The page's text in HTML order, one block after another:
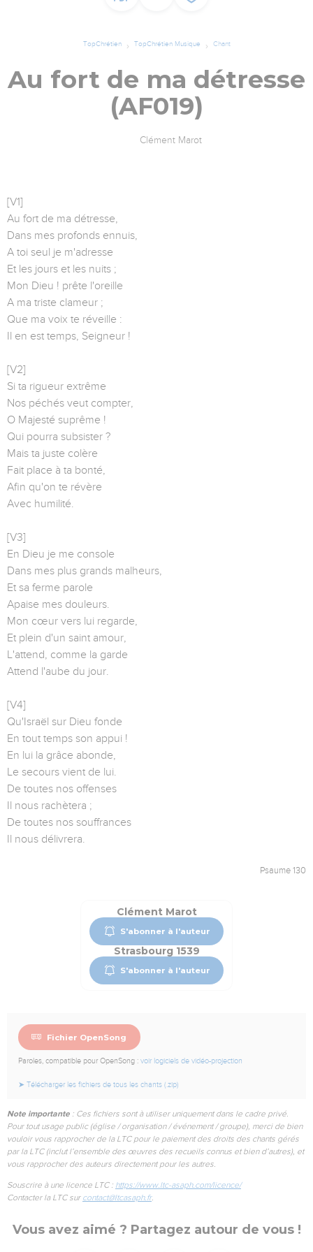
TopChrétien TopChrétien Musique Chant
Au fort de ma détresse
(AF019)
Clément Marot
[V1]
Au fort de ma détresse,
Dans mes profonds ennuis,
A toi seul je m'adresse
Et les jours et les nuits ;
Mon Dieu ! prête l'oreille
A ma triste clameur ;
Que ma voix te réveille :
Il en est temps, Seigneur !
[V2]
Si ta rigueur extrême
Nos péchés veut compter,
O Majesté suprême !
Qui pourra subsister ?
Mais ta juste colère
Fait place à ta bonté,
Afin qu'on te révère
Avec humilité.
[V3]
En Dieu je me console
Dans mes plus grands malheurs,
Et sa ferme parole
Apaise mes douleurs.
Mon cœur vers lui regarde,
Et plein d'un saint amour,
L'attend, comme la garde
Attend l'aube du jour.
[V4]
Qu'Israël sur Dieu fonde
En tout temps son appui !
En lui la grâce abonde,
Le secours vient de lui.
De toutes nos offenses
Il nous rachètera ;
De toutes nos souffrances
Il nous délivrera.
Psaume 130
Clément Marot
S'abonner à l'auteur
Strasbourg 1539
S'abonner à l'auteur
Fichier OpenSong
Paroles, compatible pour OpenSong : voir logiciels de vidéo-projection
➤ Télécharger les fichiers de tous les chants (.zip)
Note importante : Ces fichiers sont à utiliser uniquement dans le cadre privé.
Pour tout usage public (église / organisation / événement / groupe), merci de bien
vouloir vous rapprocher de la LTC pour le paiement des droits des chants gérés
par la LTC (inclut l’ensemble des œuvres des recueils connus et bien d’autres), et
vous rapprocher des auteurs directement pour les autres.
Souscrire à une licence LTC : https://www.ltc-asaph.com/licence/
Contacter la LTC sur contact@ltcasaph.fr.
Vous avez aimé ? Partagez autour de vous !